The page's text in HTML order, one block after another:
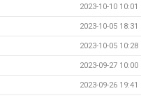
2023-10-10 10:01
2023-10-05 18:31
2023-10-05 10:28
2023-09-27 10:00
2023-09-26 19:41